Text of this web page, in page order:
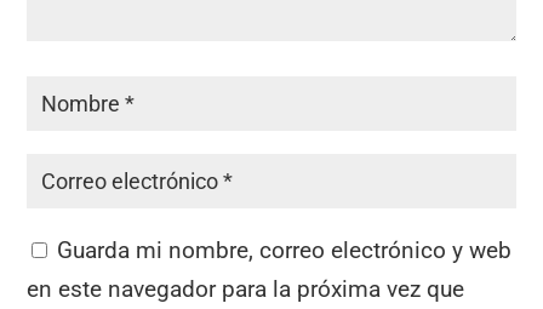
Guarda mi nombre, correo electrónico y web
en este navegador para la próxima vez que